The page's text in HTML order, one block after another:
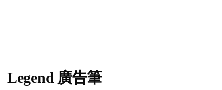
Legend 廣告筆